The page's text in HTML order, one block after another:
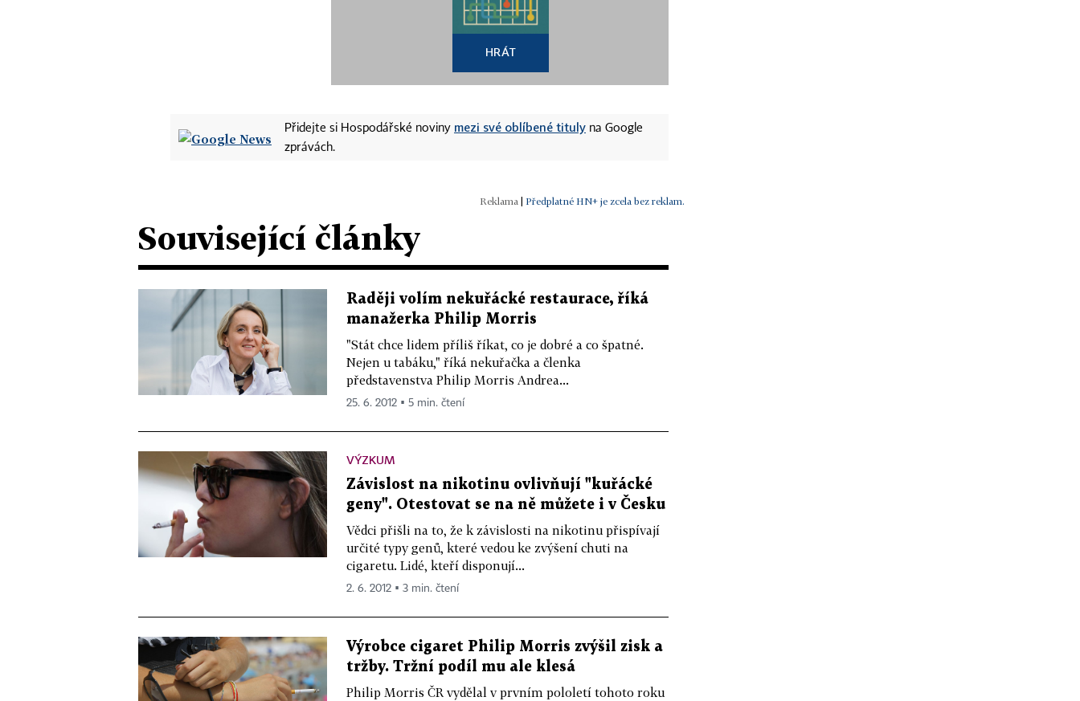
HRÁT
Přidejte si Hospodářské noviny mezi své oblíbené tituly na Google
zprávách.
| Předplatné HN+ je zcela bez reklam.
Související články
Raději volím nekuřácké restaurace, říká
manažerka Philip Morris
"Stát chce lidem příliš říkat, co je dobré a co špatné.
Nejen u tabáku," říká nekuřačka a členka
představenstva Philip Morris Andrea...
25. 6. 2012 ▪ 5 min. čtení
VÝZKUM
Závislost na nikotinu ovlivňují "kuřácké
geny". Otestovat se na ně můžete i v Česku
Vědci přišli na to, že k závislosti na nikotinu přispívají
určité typy genů, které vedou ke zvýšení chuti na
cigaretu. Lidé, kteří disponují...
2. 6. 2012 ▪ 3 min. čtení
Výrobce cigaret Philip Morris zvýšil zisk a
tržby. Tržní podíl mu ale klesá
Philip Morris ČR vydělal v prvním pololetí tohoto roku